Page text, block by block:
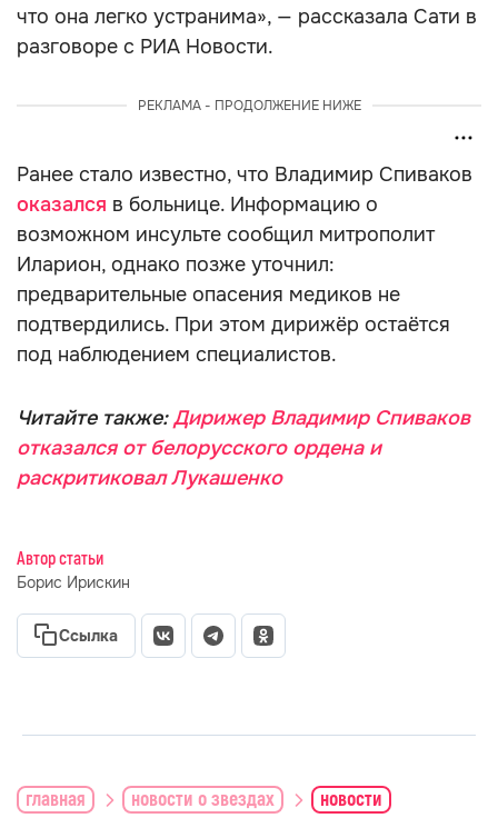
что она легко устранима», — рассказала Сати в
разговоре с РИА Новости.
РЕКЛАМА - ПРОДОЛЖЕНИЕ НИЖЕ
Ранее стало известно, что Владимир Спиваков
оказался в больнице. Информацию о
возможном инсульте сообщил митрополит
Иларион, однако позже уточнил:
предварительные опасения медиков не
подтвердились. При этом дирижёр остаётся
под наблюдением специалистов.
Читайте также:Дирижер Владимир Спиваков
отказался от белорусского ордена и
раскритиковал Лукашенко
Автор статьи
Борис Ирискин
Ссылка
главная новости о звездах новости